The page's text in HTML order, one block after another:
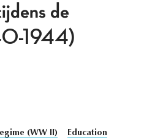
de
1944)
(WW II) Education